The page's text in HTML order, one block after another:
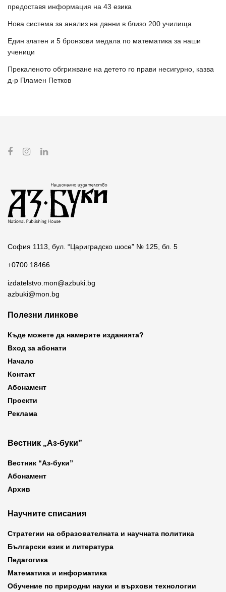
предоставя информация на 43 езика
Нова система за анализ на данни в близо 200 училища
Един златен и 5 бронзови медала по математика за наши
ученици
Прекаленото обгрижване на детето го прави несигурно, казва
д-р Пламен Петков
София 1113, бул. “Цариградско шосе” № 125, бл. 5
+0700 18466
izdatelstvo.mon@azbuki.bg
azbuki@mon.bg
Полезни линкове
Къде можете да намерите изданията?
Вход за абонати
Начало
Контакт
Абонамент
Проекти
Реклама
Вестник „Аз-буки”
Вестник “Аз-буки”
Абонамент
Архив
Научните списания
Стратегии на образователната и научната политика
Български език и литература
Педагогика
Математика и информатика
Обучение по природни науки и върхови технологии